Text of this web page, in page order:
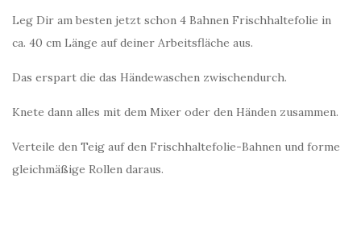
Leg Dir am besten jetzt schon 4 Bahnen Frischhaltefolie in
ca. 40 cm Länge auf deiner Arbeitsfläche aus.
Das erspart die das Händewaschen zwischendurch.
Knete dann alles mit dem Mixer oder den Händen zusammen.
Verteile den Teig auf den Frischhaltefolie-Bahnen und forme
gleichmäßige Rollen daraus.